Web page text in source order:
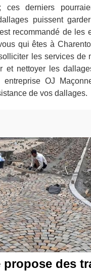
ces derniers
puissent
recommandé de les
qui êtes à
les services de
et nettoyer les
OJ
de vos dallages.
propose des